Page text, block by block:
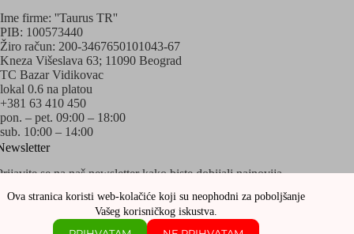
Ova stranica koristi web-kolačiće koji su neophodni za poboljšanje
Vašeg korisničkog iskustva.
Ime firme: ''Taurus TR''
PIB: 100573440
Žiro račun: 200-3467650101043-67
Kneza Višeslava 63; 11090 Beograd
TC Bazar Vidikovac
lokal 0.6 na platou
+381 63 410 450
pon. – pet. 09:00 – 18:00
sub. 10:00 – 14:00
se na naš newsletter kako biste dobijali najnovija